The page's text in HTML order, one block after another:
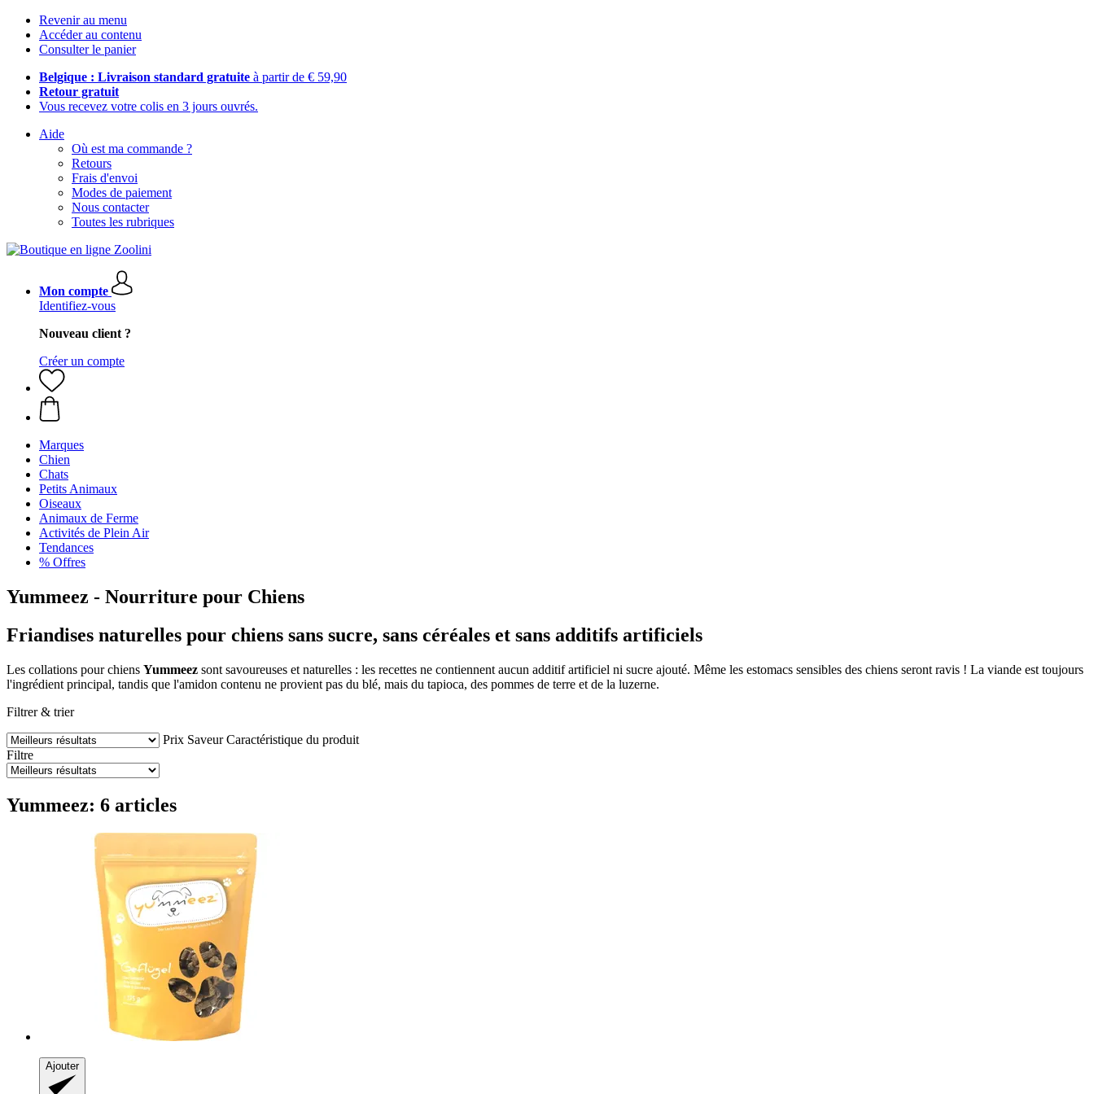
Revenir au menu
Accéder au contenu
Consulter le panier
Belgique : Livraison standard gratuite à partir de € 59,90
Retour gratuit
Vous recevez votre colis en 3 jours ouvrés.
Aide
Où est ma commande ?
Retours
Frais d'envoi
Modes de paiement
Nous contacter
Toutes les rubriques
Mon compte
Identifiez-vous
Nouveau client ?
Créer un compte
Marques
Chien
Chats
Petits Animaux
Oiseaux
Animaux de Ferme
Activités de Plein Air
Tendances
% Offres
Yummeez - Nourriture pour Chiens
Friandises naturelles pour chiens sans sucre, sans céréales et sans additifs artificiels
Les collations pour chiens Yummeez sont savoureuses et naturelles : les recettes ne contiennent aucun additif artificiel ni sucre ajouté. Même les estomacs sensibles des chiens seront ravis ! La viande est toujours
l'ingrédient principal, tandis que l'amidon contenu ne provient pas du blé, mais du tapioca, des pommes de terre et de la luzerne.
Filtrer & trier
Prix SaveurCaractéristique du produit
Filtre
Yummeez: 6 articles
Ajouter